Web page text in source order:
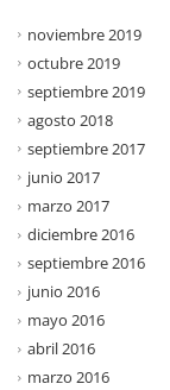
noviembre 2019
octubre 2019
septiembre 2019
agosto 2018
septiembre 2017
junio 2017
marzo 2017
diciembre 2016
septiembre 2016
junio 2016
mayo 2016
abril 2016
marzo 2016